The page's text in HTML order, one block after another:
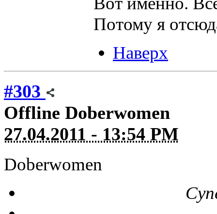
Потому я
Наверх
#303
Offline Doberwomen
27.04.2011 - 13:54 PM
Doberwomen